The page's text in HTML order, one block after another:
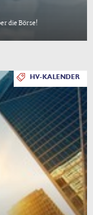
die Börse!
HV-KALENDER